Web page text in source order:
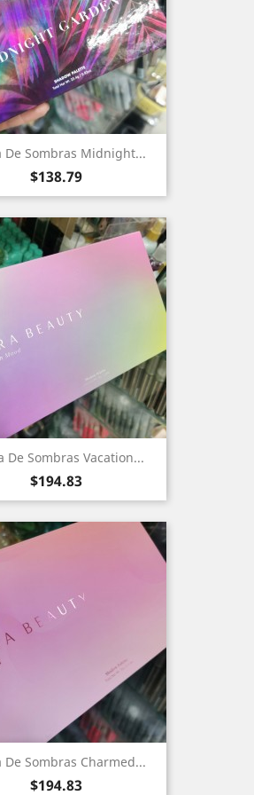
De Sombras Midnight...
Precio
$138.79
De Sombras Vacation...
Precio
$194.83
De Sombras Charmed...
Precio
$194.83